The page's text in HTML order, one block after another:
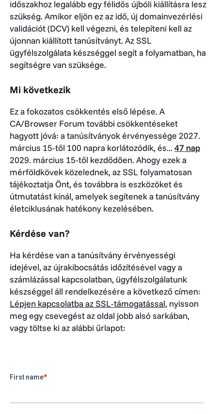
időszakhoz legalább egy félidős újbóli kiállításra lesz
szükség. Amikor eljön ez az idő, új domainvezérlési
validációt (DCV) kell végezni, és telepíteni kell az
újonnan kiállított tanúsítványt. Az SSL
ügyfélszolgálata készséggel segít a folyamatban, ha
segítségre van szüksége.
Mi következik
Ez a fokozatos csökkentés első lépése. A
CA/Browser Forum további csökkentéseket
hagyott jóvá: a tanúsítványok érvényessége 2027.
március 15-től 100 napra korlátozódik, és... 47 nap
2029. március 15-től kezdődően. Ahogy ezek a
mérföldkövek közelednek, az SSL folyamatosan
tájékoztatja Önt, és továbbra is eszközöket és
útmutatást kínál, amelyek segítenek a tanúsítvány
életciklusának hatékony kezelésében.
Kérdése van?
Ha kérdése van a tanúsítvány érvényességi
idejével, az újrakibocsátás időzítésével vagy a
számlázással kapcsolatban, ügyfélszolgálatunk
készséggel áll rendelkezésére a következő címen:
Lépjen kapcsolatba az SSL-támogatással, nyisson
meg egy csevegést az oldal jobb alsó sarkában,
vagy töltse ki az alábbi űrlapot: